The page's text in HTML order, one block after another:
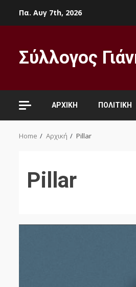
Πα. Αυγ 7th, 2026
Σύλλογος
ΑΡΧΙΚΉ ΠΟΛΙΤΙΚΉ
Home Αρχική Pillar
Pillar